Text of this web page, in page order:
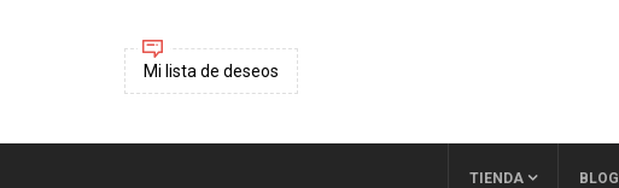
Mi lista de deseos
TIENDA BLOG